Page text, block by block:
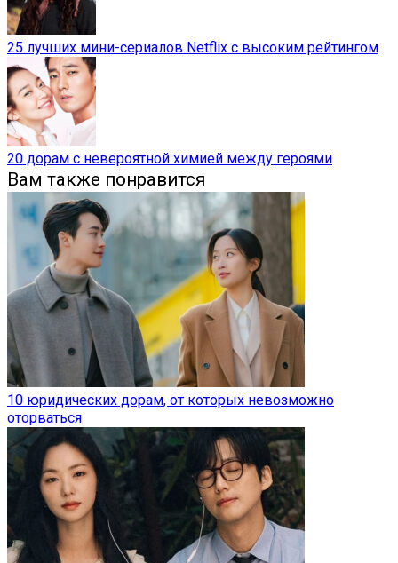
25 лучших мини-сериалов Netflix с высоким рейтингом
20 дорам с невероятной химией между героями
Вам также понравится
10 юридических дорам, от которых невозможно
оторваться